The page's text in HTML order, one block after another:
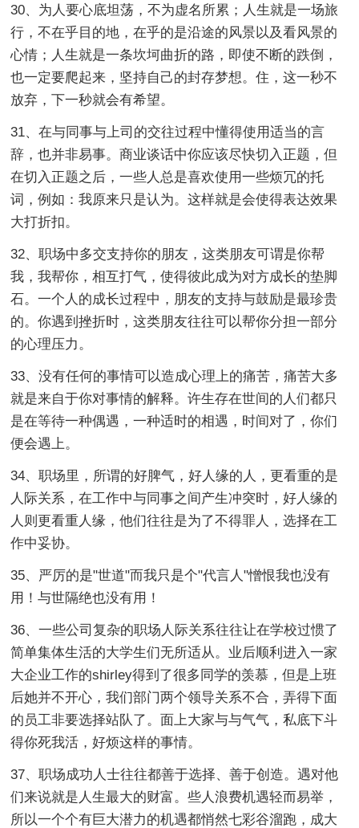
30、为人要心底坦荡，不为虚名所累；人生就是一场旅
行，不在乎目的地，在乎的是沿途的风景以及看风景的
心情；人生就是一条坎坷曲折的路，即使不断的跌倒，
也一定要爬起来，坚持自己的封存梦想。住，这一秒不
放弃，下一秒就会有希望。
31、在与同事与上司的交往过程中懂得使用适当的言
辞，也并非易事。商业谈话中你应该尽快切入正题，但
在切入正题之后，一些人总是喜欢使用一些烦冗的托
词，例如：我原来只是认为。这样就是会使得表达效果
大打折扣。
32、职场中多交支持你的朋友，这类朋友可谓是你帮
我，我帮你，相互打气，使得彼此成为对方成长的垫脚
石。一个人的成长过程中，朋友的支持与鼓励是最珍贵
的。你遇到挫折时，这类朋友往往可以帮你分担一部分
的心理压力。
33、没有任何的事情可以造成心理上的痛苦，痛苦大多
就是来自于你对事情的解释。许生存在世间的人们都只
是在等待一种偶遇，一种适时的相遇，时间对了，你们
便会遇上。
34、职场里，所谓的好脾气，好人缘的人，更看重的是
人际关系，在工作中与同事之间产生冲突时，好人缘的
人则更看重人缘，他们往往是为了不得罪人，选择在工
作中妥协。
35、严厉的是"世道"而我只是个"代言人"憎恨我也没有
用！与世隔绝也没有用！
36、一些公司复杂的职场人际关系往往让在学校过惯了
简单集体生活的大学生们无所适从。业后顺利进入一家
大企业工作的shirley得到了很多同学的羡慕，但是上班
后她并不开心，我们部门两个领导关系不合，弄得下面
的员工非要选择站队了。面上大家与与气气，私底下斗
得你死我活，好烦这样的事情。
37、职场成功人士往往都善于选择、善于创造。遇对他
们来说就是人生最大的财富。些人浪费机遇轻而易举，
所以一个个有巨大潜力的机遇都悄然七彩谷溜跑，成大